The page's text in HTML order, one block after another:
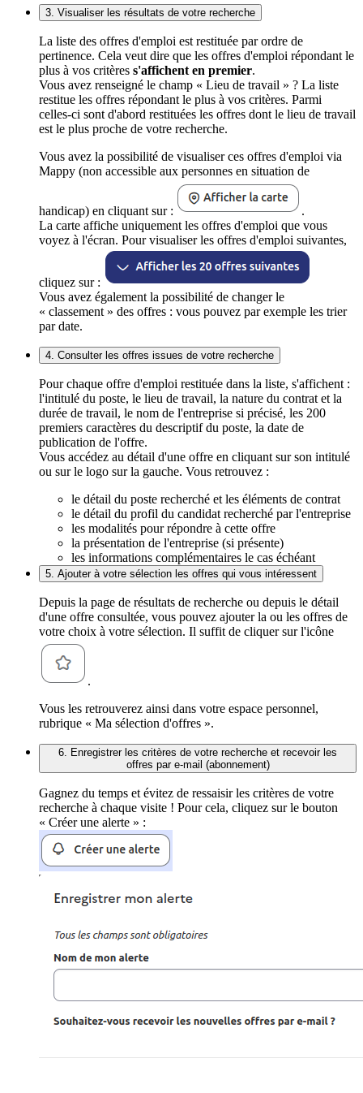
3. Visualiser les résultats de votre recherche
La liste des offres d'emploi est restituée par ordre de
pertinence. Cela veut dire que les offres d'emploi répondant le
plus à vos critères s'affichent en premier.
Vous avez renseigné le champ « Lieu de travail » ? La liste
restitue les offres répondant le plus à vos critères. Parmi
celles-ci sont d'abord restituées les offres dont le lieu de travail
est le plus proche de votre recherche.
Vous avez la possibilité de visualiser ces offres d'emploi via
Mappy (non accessible aux personnes en situation de
handicap) en cliquant sur :
.
La carte affiche uniquement les offres d'emploi que vous
voyez à l'écran. Pour visualiser les offres d'emploi suivantes,
cliquez sur :
Vous avez également la possibilité de changer le
« classement » des offres : vous pouvez par exemple les trier
par date.
4. Consulter les offres issues de votre recherche
Pour chaque offre d'emploi restituée dans la liste, s'affichent :
l'intitulé du poste, le lieu de travail, la nature du contrat et la
durée de travail, le nom de l'entreprise si précisé, les 200
premiers caractères du descriptif du poste, la date de
publication de l'offre.
Vous accédez au détail d'une offre en cliquant sur son intitulé
ou sur le logo sur la gauche. Vous retrouvez :
le détail du poste recherché et les éléments de contrat
le détail du profil du candidat recherché par l'entreprise
les modalités pour répondre à cette offre
la présentation de l'entreprise (si présente)
les informations complémentaires le cas échéant
5. Ajouter à votre sélection les offres qui vous intéressent
Depuis la page de résultats de recherche ou depuis le détail
d'une offre consultée, vous pouvez ajouter la ou les offres de
votre choix à votre sélection. Il suffit de cliquer sur l'icône
.
Vous les retrouverez ainsi dans votre espace personnel,
rubrique « Ma sélection d'offres ».
6. Enregistrer les critères de votre recherche et recevoir les
offres par e-mail (abonnement)
Gagnez du temps et évitez de ressaisir les critères de votre
recherche à chaque visite ! Pour cela, cliquez sur le bouton
« Créer une alerte » :